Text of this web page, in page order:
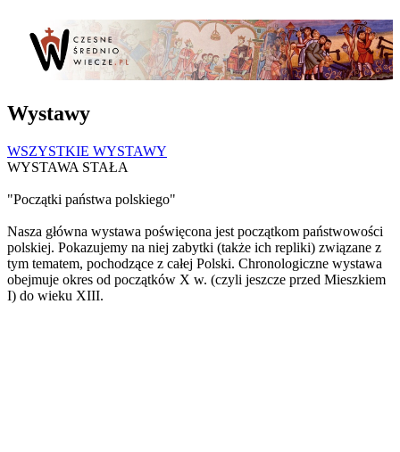
Wystawy
WSZYSTKIE WYSTAWY
WYSTAWA STAŁA
"Początki państwa polskiego"
Nasza główna wystawa poświęcona jest początkom państwowości
polskiej. Pokazujemy na niej zabytki (także ich repliki) związane z
tym tematem, pochodzące z całej Polski. Chronologiczne wystawa
obejmuje okres od początków X w. (czyli jeszcze przed Mieszkiem
I) do wieku XIII.